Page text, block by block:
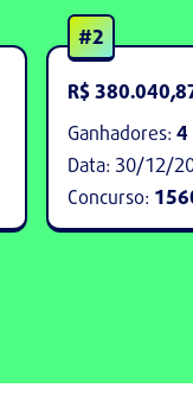
#2
R$
Ganhadores: 4
Data: 30/12/
Concurso: